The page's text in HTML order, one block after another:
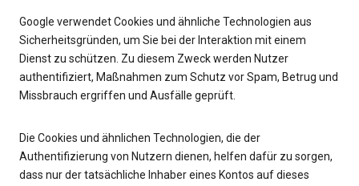
Google verwendet Cookies und ähnliche Technologien aus
Sicherheitsgründen, um Sie bei der Interaktion mit einem
Dienst zu schützen. Zu diesem Zweck werden Nutzer
authentifiziert, Maßnahmen zum Schutz vor Spam, Betrug und
Missbrauch ergriffen und Ausfälle geprüft.
Die Cookies und ähnlichen Technologien, die der
Authentifizierung von Nutzern dienen, helfen dafür zu sorgen,
dass nur der tatsächliche Inhaber eines Kontos auf dieses